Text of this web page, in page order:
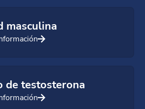
masculina
de testosterona